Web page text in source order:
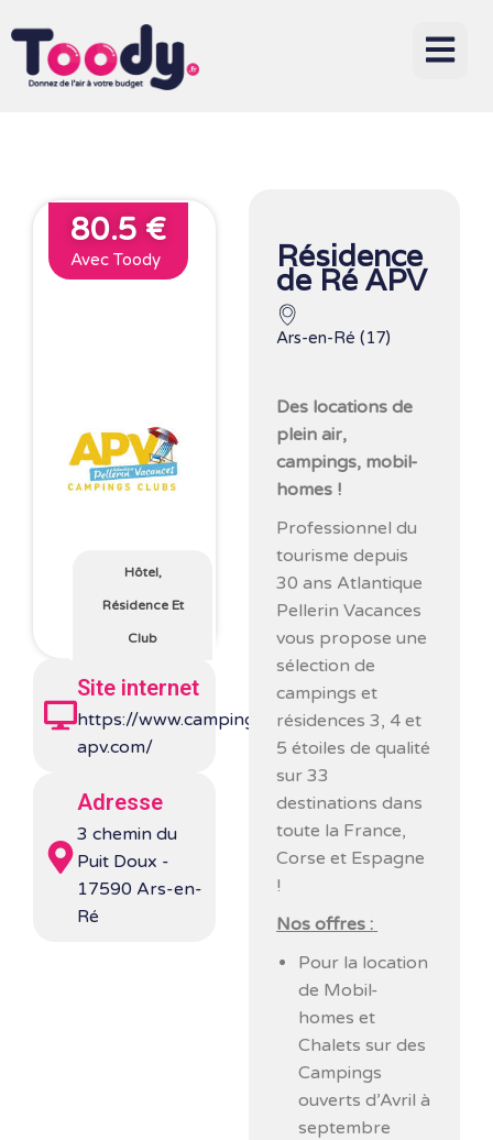
80.5 €
Avec Toody
Hôtel,
Résidence Et
Club
Site internet
https://www.camping-
apv.com/
Adresse
3 chemin du
Puit Doux -
17590 Ars-en-
Ré
Résidence
de Ré APV
Ars-en-Ré (17)
Des locations de
plein air,
campings, mobil-
homes !
Professionnel du
tourisme depuis
30 ans Atlantique
Pellerin Vacances
vous propose une
sélection de
campings et
résidences 3, 4 et
5 étoiles de qualité
sur 33
destinations dans
toute la France,
Corse et Espagne
!
Nos offres :
Pour la location
de Mobil-
homes et
Chalets sur des
Campings
ouverts d’Avril à
septembre